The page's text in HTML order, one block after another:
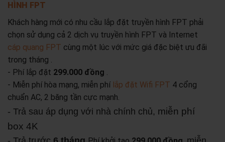
HÌNH FPT
Khách hàng mới có nhu cầu lắp đặt truyền hình FPT phải
chọn sử dụng cả 2 dịch vụ truyền hình FPT và Internet
cáp quang FPT cùng một lúc với mức giá đặc biệt ưu đãi
trong tháng .
- Phí lắp đặt 299.000 đồng
- Miễn phí hòa mạng, miễn phí lắp đặt Wifi FPT 4 cổng
chuẩn AC, 2 băng tần cực mạnh.
- Trả sau áp dụng với nhà chính chủ, miễn phí
box 4K